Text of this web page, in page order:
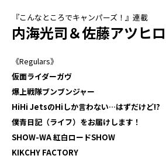
『こんなところでキャンパーズ！』連載
内海光司＆佐藤アツヒロ
《Regulars》
仮面ライダーガヴ
爆上戦隊ブンブンジャー
HiHi JetsのHiしか言わない…はずだけど!?
僕青日記（ライフ）をお届けします！
SHOW-WA 紅白ロードSHOW
KIKCHY FACTORY